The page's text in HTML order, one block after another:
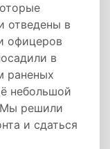
отведены в
офицеров
в
раненых
небольшой
Мы решили
и сдаться